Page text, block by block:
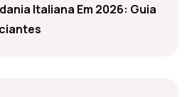
Italiana Em 2026: Guia